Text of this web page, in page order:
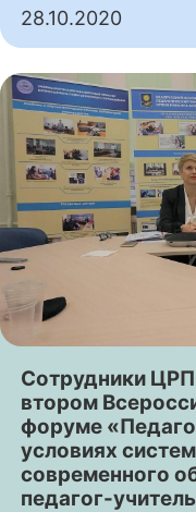
28.10.2020
Сотрудники
втором
форуме
условиях
современного
педагог-